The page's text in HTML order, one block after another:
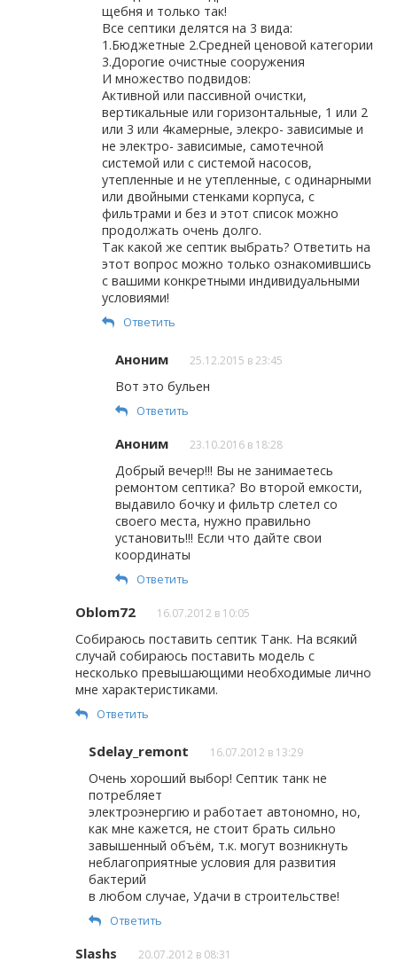
щебня и только так!
Все септики делятся на 3 вида:
1.Бюджетные 2.Средней ценовой категории
3.Дорогие очистные сооружения
И множество подвидов:
Активной или пассивной очистки,
вертикальные или горизонтальные, 1 или 2
или 3 или 4камерные, элекро- зависимые и
не электро- зависимые, самотечной
системой или с системой насосов,
утепленные и не утепленные, с одинарными
или двойными стенками корпуса, с
фильтрами и без и этот список можно
продолжать очень долго.
Так какой же септик выбрать? Ответить на
этот вопрос можно только ознакомившись
с вашими конкретными индивидуальными
условиями!
Ответить
Аноним 25.12.2015 в 23:45
Вот это бульен
Ответить
Аноним 23.10.2016 в 18:28
Добрый вечер!!! Вы не занимаетесь
ремонтом септика? Во второй емкости,
выдавило бочку и фильтр слетел со
своего места, нужно правильно
установить!!! Если что дайте свои
координаты
Ответить
Oblom72 16.07.2012 в 10:05
Собираюсь поставить септик Танк. На всякий
случай собираюсь поставить модель с
несколько превышающими необходимые лично
мне характеристиками.
Ответить
Sdelay_remont 16.07.2012 в 13:29
Очень хороший выбор! Септик танк не
потребляет
электроэнергию и работает автономно, но,
как мне кажется, не стоит брать сильно
завышенный объём, т.к. могут возникнуть
неблагоприятные условия для развития
бактерий
в любом случае, Удачи в строительстве!
Ответить
Slashs 20.07.2012 в 08:31